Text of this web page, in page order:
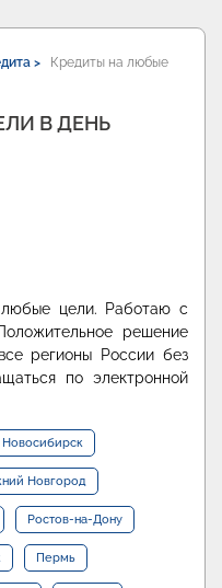
>
Кредиты на любые
В ДЕНЬ
цели. Работаю с
решение
регионы России без
по электронной
Новосибирск
Новгород
Ростов-на-Дону
Пермь